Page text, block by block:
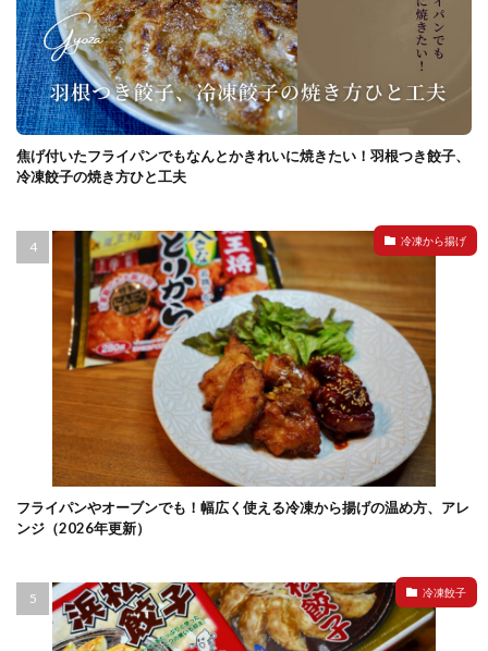
焦げ付いたフライパンでもなんとかきれいに焼きたい！羽根つき餃子、
冷凍餃子の焼き方ひと工夫
冷凍から揚げ
フライパンやオーブンでも！幅広く使える冷凍から揚げの温め方、アレ
ンジ（2026年更新）
冷凍餃子